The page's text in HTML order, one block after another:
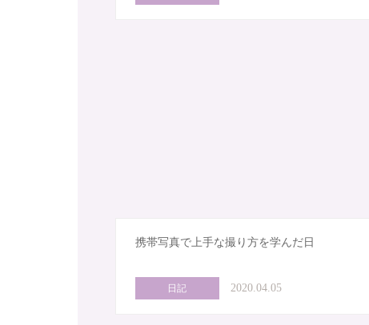
携帯写真で上手な撮り方を学んだ日
日記 2020.04.05